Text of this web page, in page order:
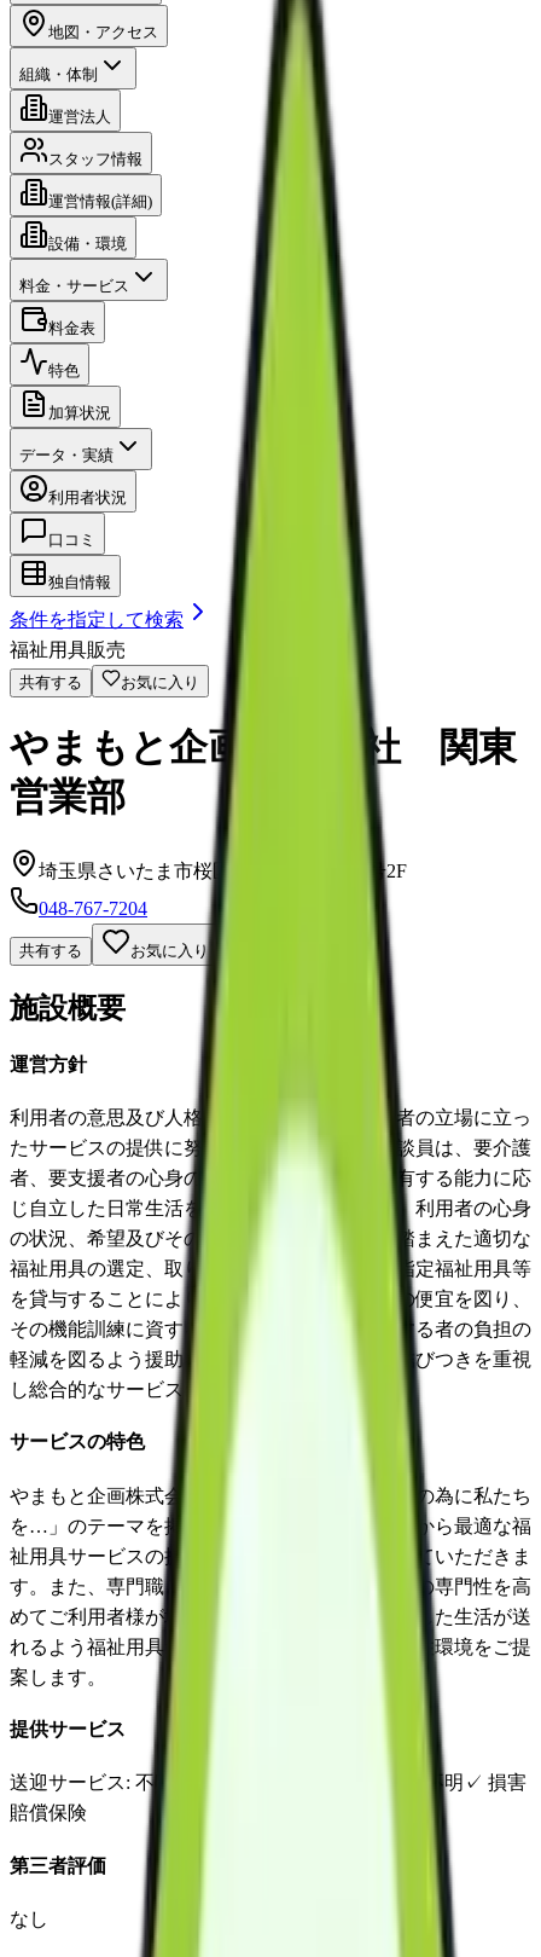
地図・アクセス
組織・体制
運営法人
スタッフ情報
運営情報(詳細)
設備・環境
料金・サービス
料金表
特色
加算状況
データ・実績
利用者状況
口コミ
独自情報
条件を指定して検索
福祉用具販売
共有する お気に入り
やまもと企画株式会社 関東
営業部
埼玉県さいたま市桜区町谷3丁目9番12号2F
048-767-7204
共有する お気に入り
施設概要
運営方針
利用者の意思及び人格を尊重して、常に利用者の立場に立っ
たサービスの提供に努める。事業所の専門相談員は、要介護
者、要支援者の心身の特性を踏まえて、その有する能力に応
じ自立した日常生活を営むことができるよう、利用者の心身
の状況、希望及びその置かれている環境等を踏まえた適切な
福祉用具の選定、取り付け、調整等を行い、指定福祉用具等
を貸与することにより、利用者の日常生活上の便宜を図り、
その機能訓練に資するとともに利用者を介護する者の負担の
軽減を図るよう援助を行う。また、地域との結びつきを重視
し総合的なサービスの提供に努める。
サービスの特色
やまもと企画株式会社として「人としての一生の為に私たち
を…」のテーマを掲げご利用者様の立場の思想から最適な福
祉用具サービスの提供に真心を込めて務めさせていただきま
す。また、専門職としての立場を明確にし自らの専門性を高
めてご利用者様が地域社会において安全で安心した生活が送
れるよう福祉用具サービスの提供、住みやすい住環境をご提
案します。
提供サービス
送迎サービス: 不明 : 不明 ✓ 損害
賠償保険
第三者評価
なし